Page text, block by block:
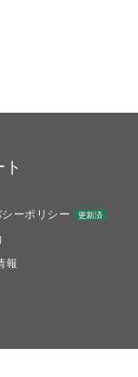
ーポリシー
更新済
報